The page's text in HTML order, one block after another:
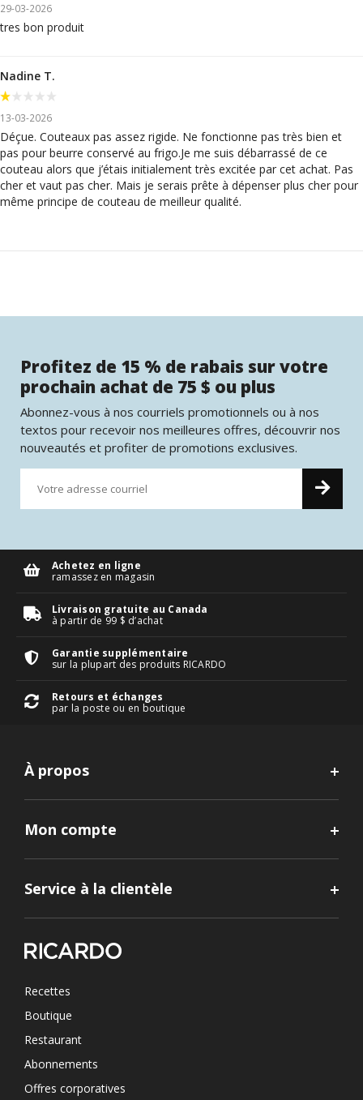
29-03-2026
tres bon produit
Nadine T.
13-03-2026
Déçue. Couteaux pas assez rigide. Ne fonctionne pas très bien et
pas pour beurre conservé au frigo.Je me suis débarrassé de ce
couteau alors que j’étais initialement très excitée par cet achat. Pas
cher et vaut pas cher. Mais je serais prête à dépenser plus cher pour
même principe de couteau de meilleur qualité.
Profitez de 15 % de rabais sur votre
prochain achat de 75 $ ou plus
Abonnez-vous à nos courriels promotionnels ou à nos
textos pour recevoir nos meilleures offres, découvrir nos
nouveautés et profiter de promotions exclusives.
Achetez en ligne
ramassez en magasin
Livraison gratuite au Canada
à partir de 99 $ d’achat
Garantie supplémentaire
sur la plupart des produits RICARDO
Retours et échanges
par la poste ou en boutique
À propos
Mon compte
Service à la clientèle
Recettes
Boutique
Restaurant
Abonnements
Offres corporatives